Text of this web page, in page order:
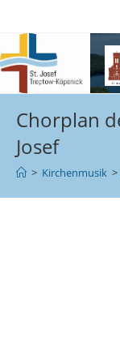
Chorplan
Josef
> Kirchenmusik >